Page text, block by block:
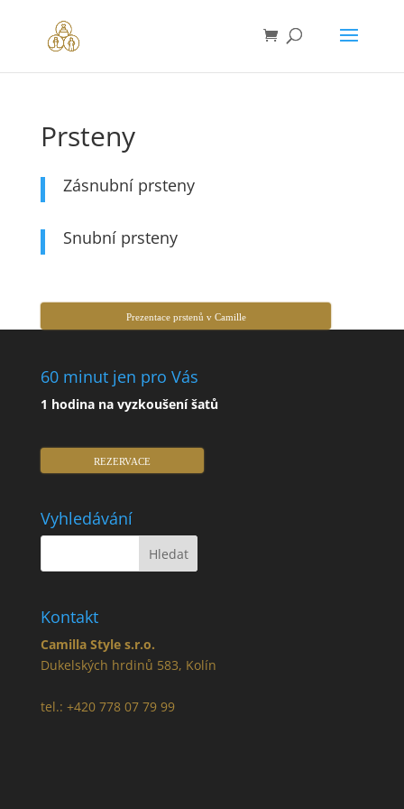
Prsteny
Zásnubní prsteny
Snubní prsteny
Prezentace prstenů v Camille
60 minut jen pro Vás
1 hodina na vyzkoušení šatů
REZERVACE
Vyhledávání
Kontakt
Camilla Style s.r.o.
Dukelských hrdinů 583, Kolín
tel.: +420 778 07 79 99